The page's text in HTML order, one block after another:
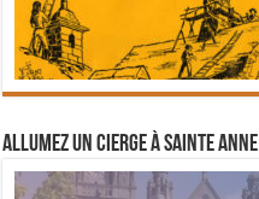
Allumez un cierge à Sainte Anne